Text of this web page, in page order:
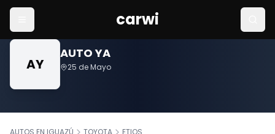
carwi
AY
AUTO YA
25 de Mayo
AUTOS EN IGUAZÚ TOYOTA ETIOS